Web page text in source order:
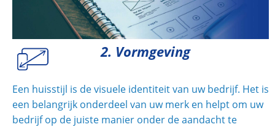
2. Vormgeving
Een huisstijl is de visuele identiteit van uw bedrijf. Het is
een belangrijk onderdeel van uw merk en helpt om uw
bedrijf op de juiste manier onder de aandacht te